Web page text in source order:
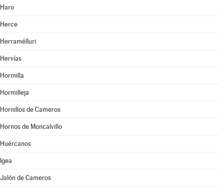
Haro
Herce
Herramélluri
Hervías
Hormilla
Hormilleja
Hornillos de Cameros
Hornos de Moncalvillo
Huércanos
Igea
Jalón de Cameros